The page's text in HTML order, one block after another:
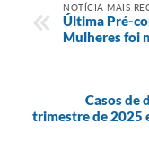
NOTÍCIA MAIS
Última Pré-
Mulheres foi
Casos de
trimestre de 2025